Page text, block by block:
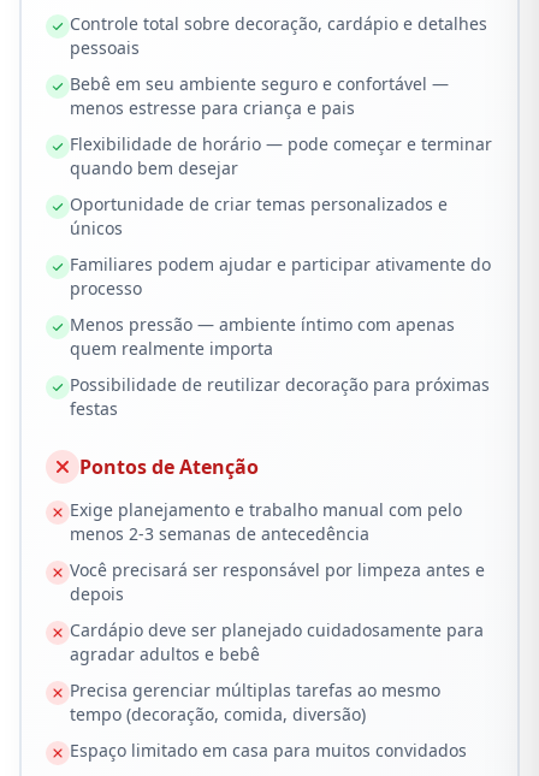
Controle total sobre decoração, cardápio e detalhes
pessoais
Bebê em seu ambiente seguro e confortável —
menos estresse para criança e pais
Flexibilidade de horário — pode começar e terminar
quando bem desejar
Oportunidade de criar temas personalizados e
únicos
Familiares podem ajudar e participar ativamente do
processo
Menos pressão — ambiente íntimo com apenas
quem realmente importa
Possibilidade de reutilizar decoração para próximas
festas
Pontos de Atenção
Exige planejamento e trabalho manual com pelo
menos 2-3 semanas de antecedência
Você precisará ser responsável por limpeza antes e
depois
Cardápio deve ser planejado cuidadosamente para
agradar adultos e bebê
Precisa gerenciar múltiplas tarefas ao mesmo
tempo (decoração, comida, diversão)
Espaço limitado em casa para muitos convidados